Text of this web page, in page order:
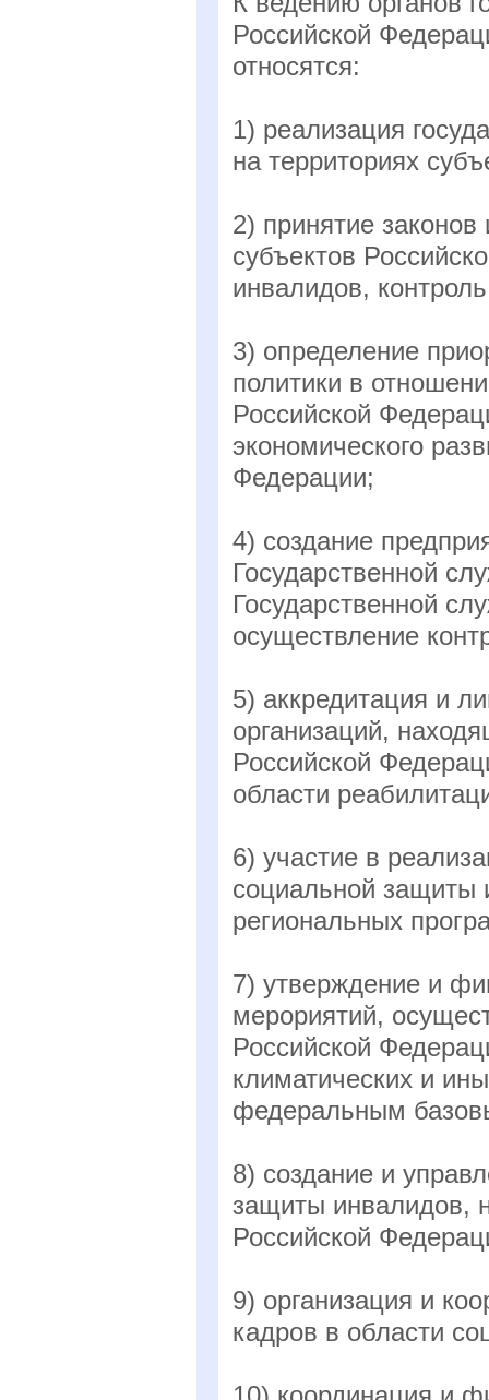
Российской
относятся:
1) реализация
на территориях
2) принятие
субъектов
инвалидов,
3) определение
политики в
Российской
экономического
Федерации;
4) создание
Государственной
Государственной
осуществление
5) аккредитация и
организаций,
Российской
области
6) участие в
социальной защиты
региональных
7) утверждение и
мерориятий,
Российской
климатических и
федеральным
8) создание и
защиты инвалидов,
Российской
9) организация и
кадров в области